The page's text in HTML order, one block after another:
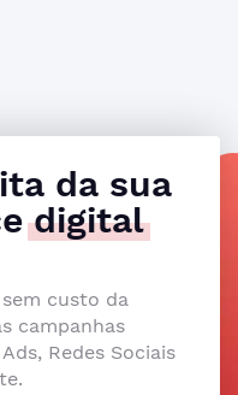
da sua
digital
custo da
campanhas
Redes Sociais